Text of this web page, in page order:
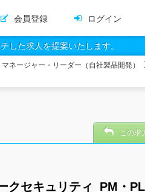
会員登録 ログイン
した求人を提案いたします。
ネージャー・リーダー（自社製品開発）
クセキュリティ_PM・
この求